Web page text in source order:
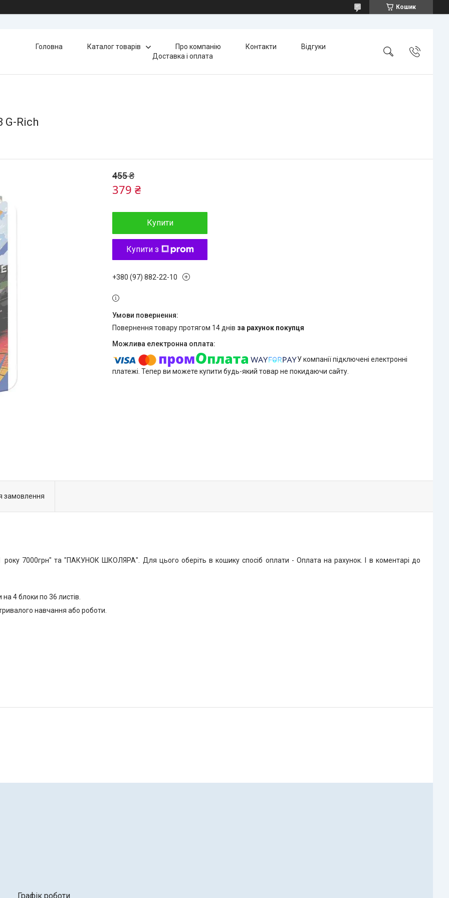
Кошик
Головна Каталог товарів Про компанію Контакти
Відгуки
Доставка і оплата
G-Rich
455 ₴
379 ₴
Купити
Купити з
+380 (97) 882-22-10
повернення товару протягом 14 днів за рахунок покупця
У компанії підключені електронні
платежі. Тепер ви можете купити будь-який товар не покидаючи сайту.
замовлення
7000грн" та "ПАКУНОК ШКОЛЯРА". Для цього оберіть в кошику спосіб оплати - Оплата на рахунок. І в коментарі до
4 блоки по 36 листів.
навчання або роботи.
Графік роботи